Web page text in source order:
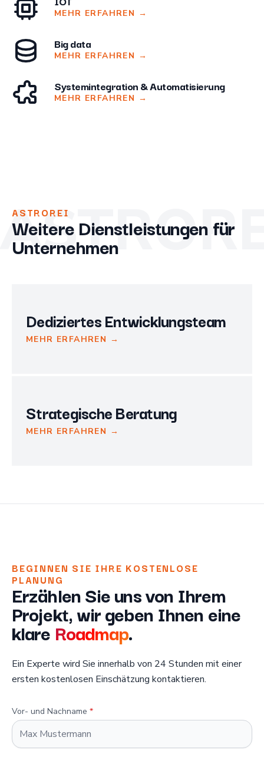
MEHR ERFAHREN →
Big data
MEHR ERFAHREN →
Systemintegration & Automatisierung
MEHR ERFAHREN →
ASTROREI
Weitere Dienstleistungen für
Unternehmen
Dediziertes Entwicklungsteam
MEHR ERFAHREN →
Strategische Beratung
MEHR ERFAHREN →
BEGINNEN SIE IHRE KOSTENLOSE
PLANUNG
Erzählen Sie uns von Ihrem
Projekt, wir geben Ihnen eine
klare Roadmap.
Ein Experte wird Sie innerhalb von 24 Stunden mit einer
ersten kostenlosen Einschätzung kontaktieren.
Vor- und Nachname *